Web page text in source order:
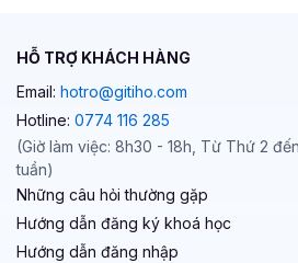
HỖ TRỢ KHÁCH HÀNG
Email: hotro@gitiho.com
Hotline: 0774 116 285
(Giờ làm việc: 8h30 - 18h, Từ Thứ 2
tuần)
Những câu hỏi thường gặp
Hướng dẫn đăng ký khoá học
Hướng dẫn đăng nhập